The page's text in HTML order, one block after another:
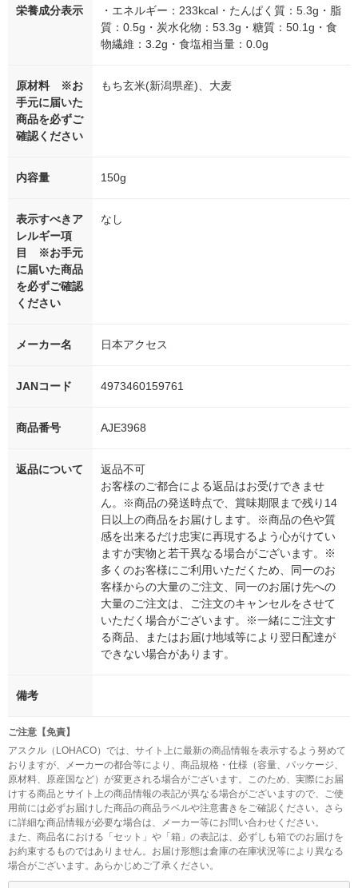
栄養成分表示
・エネルギー：233kcal・たんぱく質：5.3g・脂
質：0.5g・炭水化物：53.3g・糖質：50.1g・食
物繊維：3.2g・食塩相当量：0.0g
原材料 ※お
手元に届いた
商品を必ずご
確認ください
もち玄米(新潟県産)、大麦
内容量 150g
表示すべきア
レルギー項
目 ※お手元
に届いた商品
を必ずご確認
ください
なし
メーカー名 日本アクセス
JANコード 4973460159761
商品番号 AJE3968
返品について
返品不可
お客様のご都合による返品はお受けできませ
ん。※商品の発送時点で、賞味期限まで残り14
日以上の商品をお届けします。※商品の色や質
感を出来るだけ忠実に再現するよう心がけてい
ますが実物と若干異なる場合がございます。※
多くのお客様にご利用いただくため、同一のお
客様からの大量のご注文、同一のお届け先への
大量のご注文は、ご注文のキャンセルをさせて
いただく場合がございます。※一緒にご注文す
る商品、またはお届け地域等により翌日配達が
できない場合があります。
備考
ご注意【免責】
アスクル（LOHACO）では、サイト上に最新の商品情報を表示するよう努めて
おりますが、メーカーの都合等により、商品規格・仕様（容量、パッケージ、
原材料、原産国など）が変更される場合がございます。このため、実際にお届
けする商品とサイト上の商品情報の表記が異なる場合がございますので、ご使
用前には必ずお届けした商品の商品ラベルや注意書きをご確認ください。さら
に詳細な商品情報が必要な場合は、メーカー等にお問い合わせください。
また、商品名における「セット」や「箱」の表記は、必ずしも箱でのお届けを
お約束するものではありません。お届け形態は倉庫の在庫状況等により異なる
場合がございます。あらかじめご了承ください。